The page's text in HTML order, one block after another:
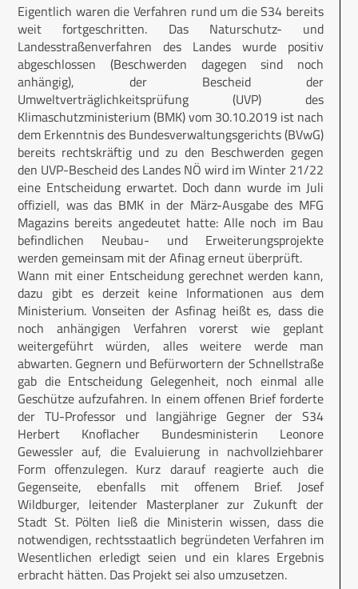
Eigentlich waren die Verfahren rund um die S34 bereits
weit fortgeschritten. Das Naturschutz- und
Landesstraßenverfahren des Landes wurde positiv
abgeschlossen (Beschwerden dagegen sind noch
anhängig), der Bescheid der
Umweltverträglichkeitsprüfung (UVP) des
Klimaschutzministerium (BMK) vom 30.10.2019 ist nach
dem Erkenntnis des Bundesverwaltungsgerichts (BVwG)
bereits rechtskräftig und zu den Beschwerden gegen
den UVP-Bescheid des Landes NÖ wird im Winter 21/22
eine Entscheidung erwartet. Doch dann wurde im Juli
offiziell, was das BMK in der März-Ausgabe des MFG
Magazins bereits angedeutet hatte: Alle noch im Bau
befindlichen Neubau- und Erweiterungsprojekte
werden gemeinsam mit der Afinag erneut überprüft.
Wann mit einer Entscheidung gerechnet werden kann,
dazu gibt es derzeit keine Informationen aus dem
Ministerium. Vonseiten der Asfinag heißt es, dass die
noch anhängigen Verfahren vorerst wie geplant
weitergeführt würden, alles weitere werde man
abwarten. Gegnern und Befürwortern der Schnellstraße
gab die Entscheidung Gelegenheit, noch einmal alle
Geschütze aufzufahren. In einem offenen Brief forderte
der TU-Professor und langjährige Gegner der S34
Herbert Knoflacher Bundesministerin Leonore
Gewessler auf, die Evaluierung in nachvollziehbarer
Form offenzulegen. Kurz darauf reagierte auch die
Gegenseite, ebenfalls mit offenem Brief. Josef
Wildburger, leitender Masterplaner zur Zukunft der
Stadt St. Pölten ließ die Ministerin wissen, dass die
notwendigen, rechtsstaatlich begründeten Verfahren im
Wesentlichen erledigt seien und ein klares Ergebnis
erbracht hätten. Das Projekt sei also umzusetzen.